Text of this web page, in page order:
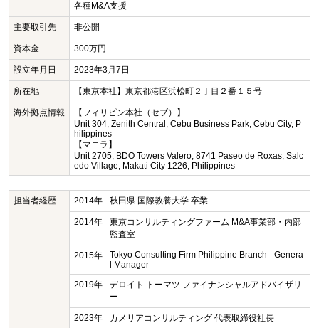
各種M&A支援
主要取引先 非公開
資本金 300万円
設立年月日 2023年3月7日
所在地 【東京本社】東京都港区浜松町２丁目２番１５号
海外拠点情報
【フィリピン本社（セブ）】
Unit 304, Zenith Central, Cebu Business Park, Cebu City, P
hilippines
【マニラ】
Unit 2705, BDO Towers Valero, 8741 Paseo de Roxas, Salc
edo Village, Makati City 1226, Philippines
担当者経歴 2014年 秋田県 国際教養大学 卒業
2014年
東京コンサルティングファーム M&A事業部・内部
監査室
2015年
Tokyo Consulting Firm Philippine Branch - Genera
l Manager
2019年
デロイト トーマツ ファイナンシャルアドバイザリ
ー
2023年 カメリアコンサルティング 代表取締役社長